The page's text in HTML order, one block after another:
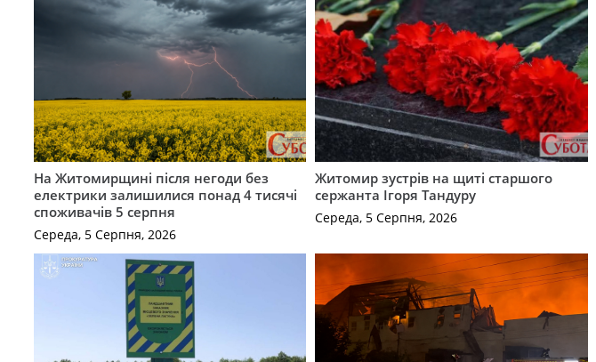
На Житомирщині після негоди без
електрики залишилися понад 4 тисячі
споживачів 5 серпня
Середа, 5 Серпня, 2026
Житомир зустрів на щиті старшого
сержанта Ігоря Тандуру
Середа, 5 Серпня, 2026